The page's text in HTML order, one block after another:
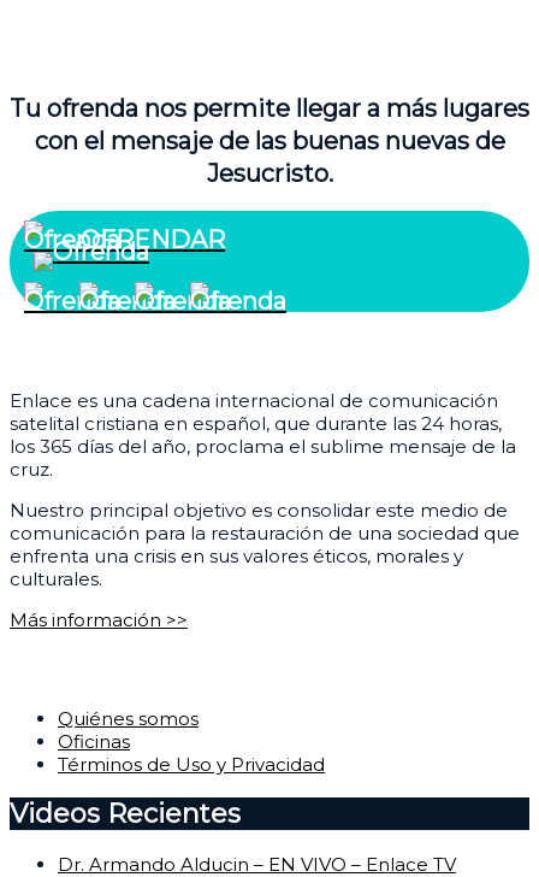
Tu ofrenda nos permite llegar a más lugares
con el mensaje de las buenas nuevas de
Jesucristo.
OFRENDAR
Enlace es una cadena internacional de comunicación
satelital cristiana en español, que durante las 24 horas,
los 365 días del año, proclama el sublime mensaje de la
cruz.
Nuestro principal objetivo es consolidar este medio de
comunicación para la restauración de una sociedad que
enfrenta una crisis en sus valores éticos, morales y
culturales.
Más información >>
Quiénes somos
Oficinas
Términos de Uso y Privacidad
Videos Recientes
Dr. Armando Alducin – EN VIVO – Enlace TV